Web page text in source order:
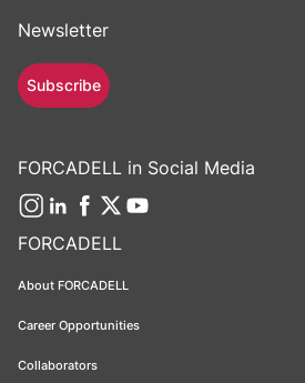
FORCADELL
About FORCADELL
Career Opportunities
Collaborators
Newsletter
Subscribe
FORCADELL in Social Media